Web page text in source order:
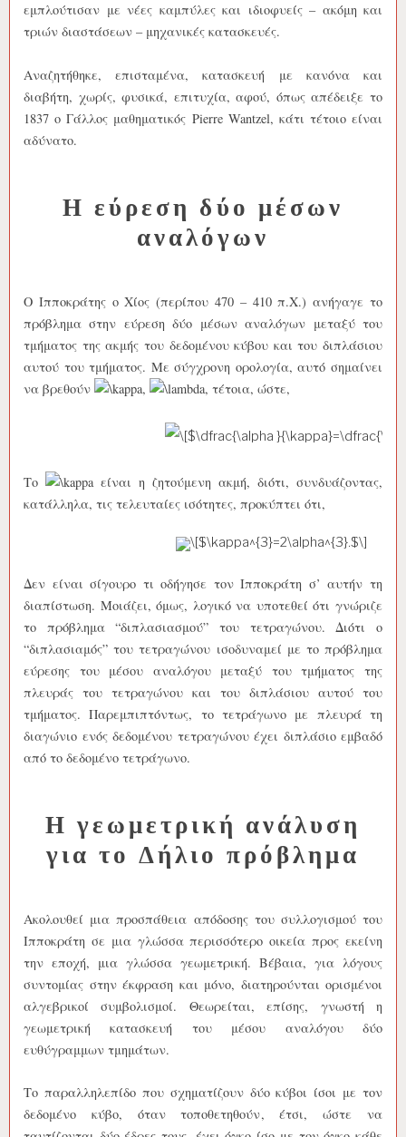
εμπλούτισαν με νέες καμπύλες και ιδιοφυείς – ακόμη και
τριών διαστάσεων – μηχανικές κατασκευές.
Αναζητήθηκε, επισταμένα, κατασκευή με κανόνα και
διαβήτη, χωρίς, φυσικά, επιτυχία, αφού, όπως απέδειξε το
1837 ο Γάλλος μαθηματικός Pierre Wantzel, κάτι τέτοιο είναι
αδύνατο.
Η εύρεση δύο μέσων
αναλόγων
Ο Ιπποκράτης ο Χίος (περίπου 470 – 410 π.Χ.) ανήγαγε το
πρόβλημα στην εύρεση δύο μέσων αναλόγων μεταξύ του
τμήματος της ακμής του δεδομένου κύβου και του διπλάσιου
αυτού του τμήματος. Με σύγχρονη ορολογία, αυτό σημαίνει
να βρεθούν
, , τέτοια, ώστε,
Το
είναι η ζητούμενη ακμή, διότι, συνδυάζοντας,
κατάλληλα, τις τελευταίες ισότητες, προκύπτει ότι,
Δεν είναι σίγουρο τι οδήγησε τον Ιπποκράτη σ’ αυτήν τη
διαπίστωση. Μοιάζει, όμως, λογικό να υποτεθεί ότι γνώριζε
το πρόβλημα “διπλασιασμού” του τετραγώνου. Διότι ο
“διπλασιαμός” του τετραγώνου ισοδυναμεί με το πρόβλημα
εύρεσης του μέσου αναλόγου μεταξύ του τμήματος της
πλευράς του τετραγώνου και του διπλάσιου αυτού του
τμήματος. Παρεμπιπτόντως, το τετράγωνο με πλευρά τη
διαγώνιο ενός δεδομένου τετραγώνου έχει διπλάσιο εμβαδό
από το δεδομένο τετράγωνο.
Η γεωμετρική ανάλυση
για το Δήλιο πρόβλημα
Ακολουθεί μια προσπάθεια απόδοσης του συλλογισμού του
Ιπποκράτη σε μια γλώσσα περισσότερο οικεία προς εκείνη
την εποχή, μια γλώσσα γεωμετρική. Βέβαια, για λόγους
συντομίας στην έκφραση και μόνο, διατηρούνται ορισμένοι
αλγεβρικοί συμβολισμοί. Θεωρείται, επίσης, γνωστή η
γεωμετρική κατασκευή του μέσου αναλόγου δύο
ευθύγραμμων τμημάτων.
Το παραλληλεπίδο που σχηματίζουν δύο κύβοι ίσοι με τον
δεδομένο κύβο, όταν τοποθετηθούν, έτσι, ώστε να